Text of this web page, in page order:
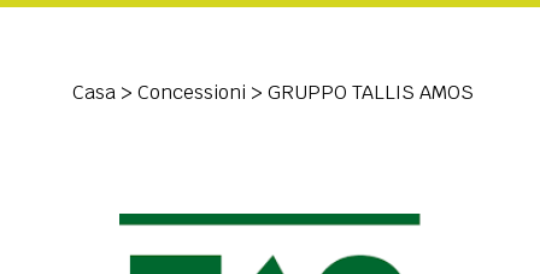
Casa > Concessioni > GRUPPO TALLIS AMOS